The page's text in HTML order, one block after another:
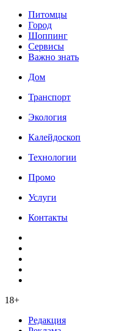
Питомцы
Город
Шоппинг
Сервисы
Важно знать
Дом
Транспорт
Экология
Калейдоскоп
Технологии
Промо
Услуги
Контакты
18+
Редакция